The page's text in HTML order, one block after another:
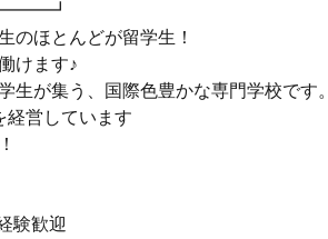
のほとんどが留学生！
けます♪
生が集う、国際色豊かな専門学校です。
営しています
験歓迎